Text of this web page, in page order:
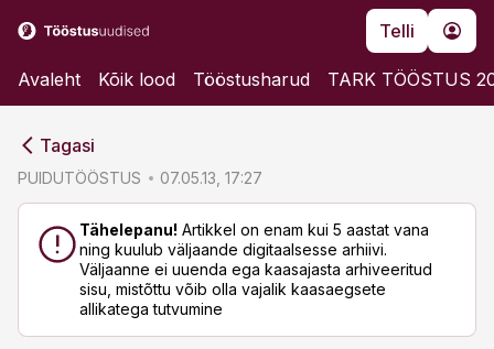
Telli
Avaleht Kõik lood Tööstusharud TARK TÖÖSTUS
Tagasi
PUIDUTÖÖSTUS 07.05.13, 17:27
Tähelepanu! Artikkel on enam kui 5 aastat vana
ning kuulub väljaande digitaalsesse arhiivi.
Väljaanne ei uuenda ega kaasajasta arhiveeritud
sisu, mistõttu võib olla vajalik kaasaegsete
allikatega tutvumine